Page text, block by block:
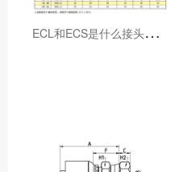
E
CL和ECS是什么接头，用于什么胶管或管件